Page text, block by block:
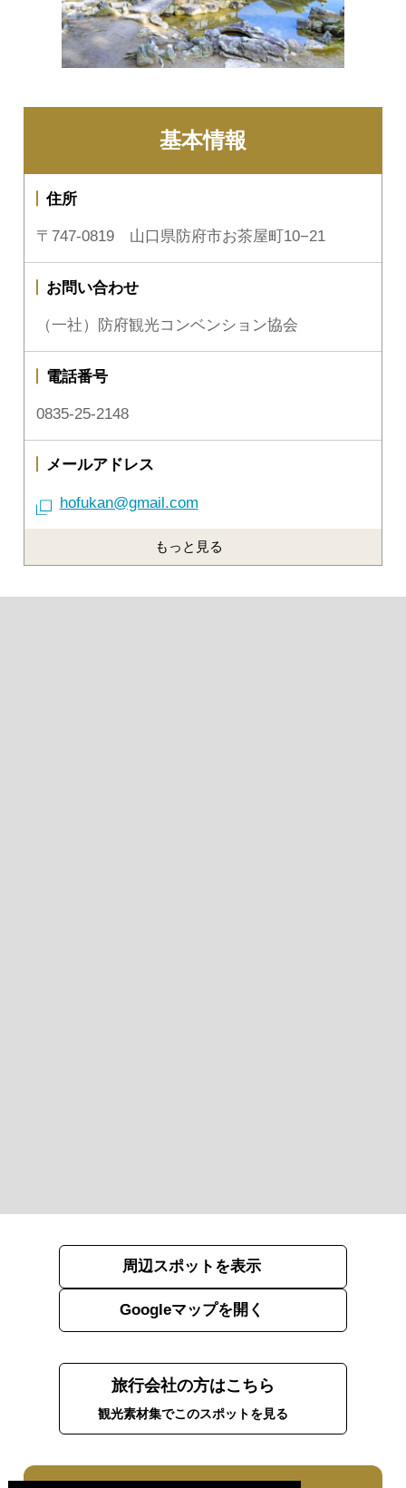
基本情報
住所
〒747-0819 山口県防府市お茶屋町10−21
お問い合わせ
（一社）防府観光コンベンション協会
電話番号
0835-25-2148
メールアドレス
hofukan@gmail.com
もっと見る
周辺スポットを表示
Googleマップを開く
旅行会社の方はこちら
観光素材集でこのスポットを見る